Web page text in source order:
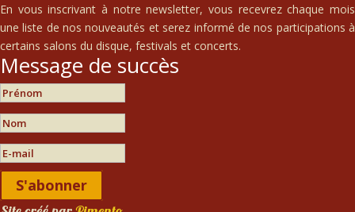
En vous inscrivant à notre newsletter, vous recevrez chaque mois
une liste de nos nouveautés et serez informé de nos participations à
certains salons du disque, festivals et concerts.
Message de succès
S'abonner